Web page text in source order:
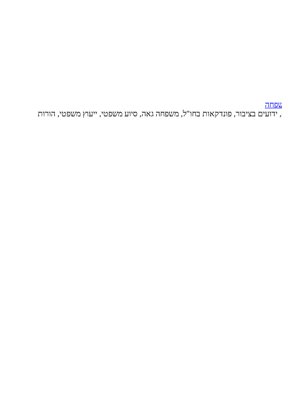
ידועים בציבור, פונדקאות בחו"ל, משפחה גאה, סיוע משפטי, ייעוץ משפטי, הורות